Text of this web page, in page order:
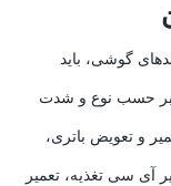
گوشی، باید
بر حسب نوع و شدت
و تعویض باتری،
آی سی تغذیه، تعمیر